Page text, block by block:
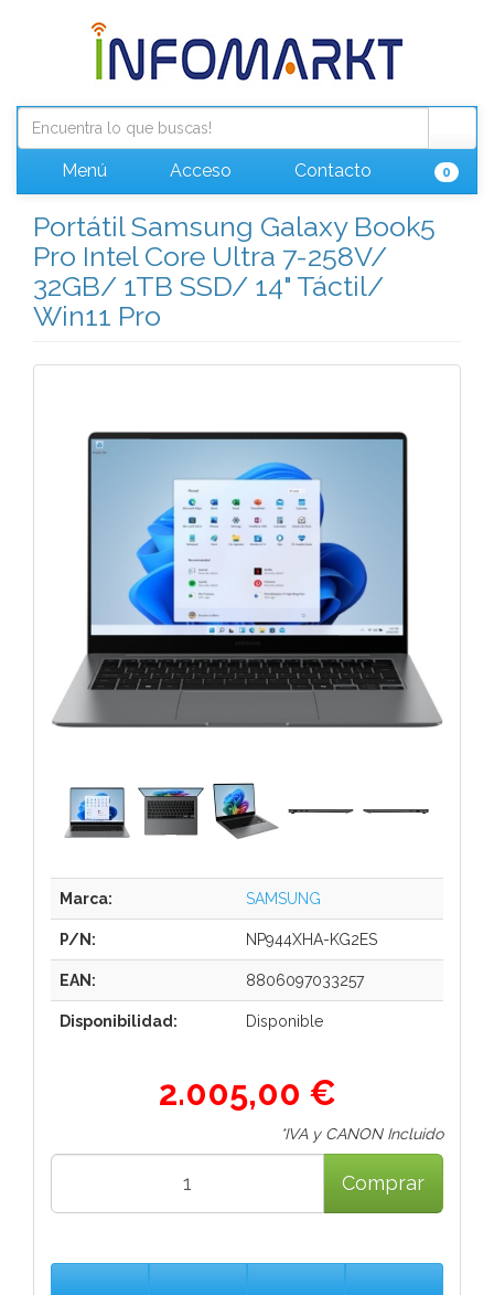
Menú Acceso Contacto 0
Portátil Samsung Galaxy Book5
Pro Intel Core Ultra 7-258V/
32GB/ 1TB SSD/ 14" Táctil/
Win11 Pro
Marca: SAMSUNG
P/N: NP944XHA-KG2ES
EAN: 8806097033257
Disponibilidad: Disponible
2.005,00 €
*IVA y CANON Incluido
Comprar